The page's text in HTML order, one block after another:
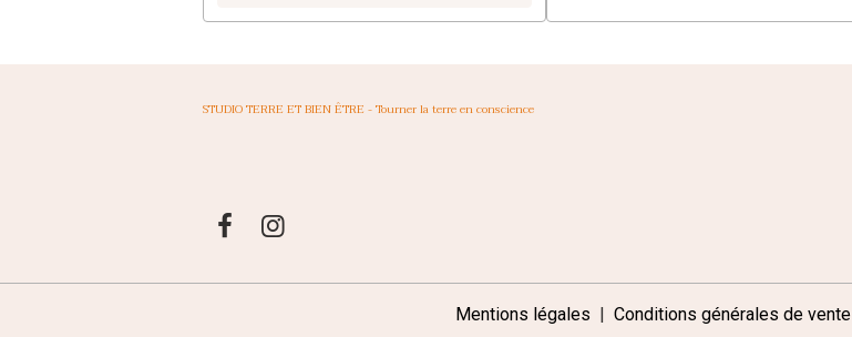
STUDIO TERRE ET BIEN ÊTRE - Tourner la terre en conscience
Mentions légales Conditions générales de vente